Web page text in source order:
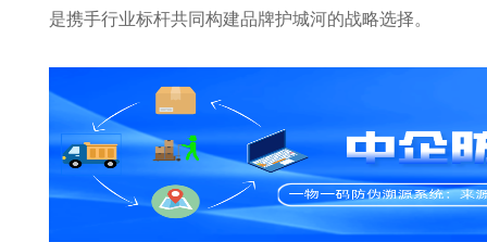
是携手行业标杆共同构建品牌护城河的战略选择。